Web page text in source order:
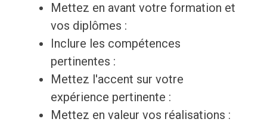
Mettez en avant votre formation et
vos diplômes :
Inclure les compétences
pertinentes :
Mettez l'accent sur votre
expérience pertinente :
Mettez en valeur vos réalisations :